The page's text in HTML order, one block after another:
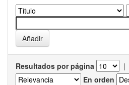
Resultados por página |
En orden